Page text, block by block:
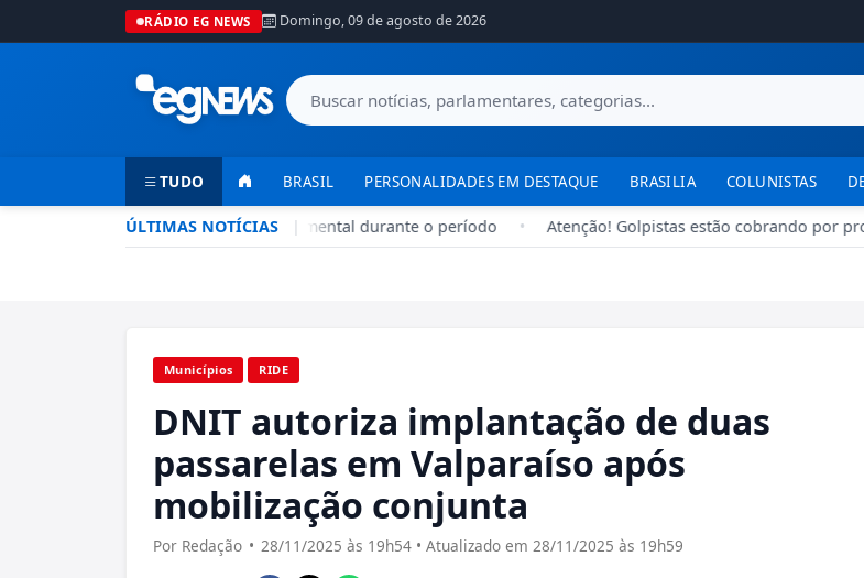
RÁDIO EG NEWS Domingo, 09 de agosto de 2026
TUDO BRASIL PERSONALIDADES EM DESTAQUE BRASILIA COLUNISTAS
ÚLTIMAS NOTÍCIAS |
Seca no DF: hidratação é fundamental durante o período • Atenção! Golpistas estão cobrando por
Municípios RIDE
DNIT autoriza implantação de duas
passarelas em Valparaíso após
mobilização conjunta
Por Redação • 28/11/2025 às 19h54 • Atualizado em 28/11/2025 às 19h59